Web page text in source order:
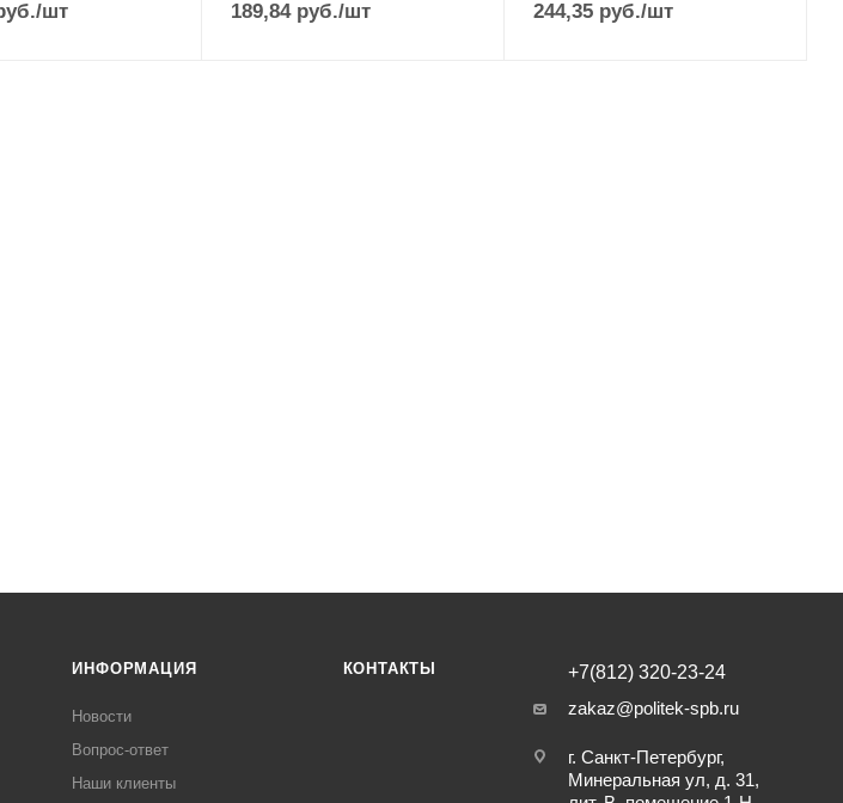
/шт 189,84руб./шт 244,35 руб./шт
ИНФОРМАЦИЯ
Новости
Вопрос-ответ
Наши клиенты
КОНТАКТЫ
+7(812) 320-23-24
zakaz@politek-spb.ru
г. Санкт-Петербург,
Минеральная ул, д. 31,